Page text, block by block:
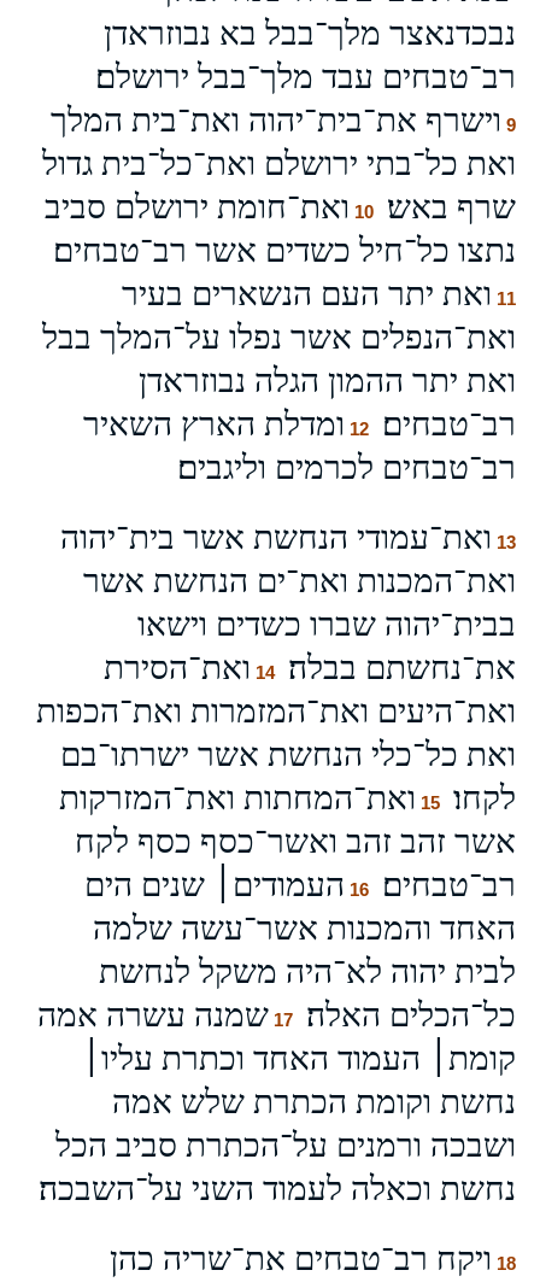
נבכדנאצר מלך־בבל בא נבוזראדן
רב־טבחים עבד מלך־בבל ירושלם׃
9 וישרף את־בית־יהוה ואת־בית המלך
ואת כל־בתי ירושלם ואת־כל־בית גדול
שרף באש׃
10 ואת־חומת ירושלם סביב
נתצו כל־חיל כשדים אשר רב־טבחים׃
11 ואת יתר העם הנשארים בעיר
ואת־הנפלים אשר נפלו על־המלך בבל
ואת יתר ההמון הגלה נבוזראדן
רב־טבחים׃
12 ומדלת הארץ השאיר
רב־טבחים לכרמים וליגבים׃
13 ואת־עמודי הנחשת אשר בית־יהוה
ואת־המכנות ואת־ים הנחשת אשר
בבית־יהוה שברו כשדים וישאו
את־נחשתם בבלה׃
14 ואת־הסירת
ואת־היעים ואת־המזמרות ואת־הכפות
ואת כל־כלי הנחשת אשר ישרתו־בם
לקחו׃
15 ואת־המחתות ואת־המזרקות
אשר זהב זהב ואשר־כסף כסף לקח
רב־טבחים׃
16 העמודים׀ שנים הים
האחד והמכנות אשר־עשה שלמה
לבית יהוה לא־היה משקל לנחשת
כל־הכלים האלה׃
17 שמנה עשרה אמה
קומת׀ העמוד האחד וכתרת עליו׀
נחשת וקומת הכתרת שלש אמה
ושבכה ורמנים על־הכתרת סביב הכל
נחשת וכאלה לעמוד השני על־השבכה׃
18 ויקח רב־טבחים את־שריה כהן